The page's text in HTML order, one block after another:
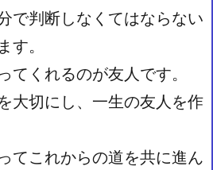
で判断しなくてはならない
す。
てくれるのが友人です。
大切にし、一生の友人を作
てこれからの道を共に進ん